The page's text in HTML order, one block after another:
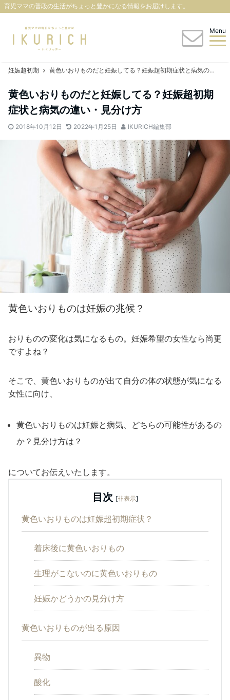
育児ママの普段の生活がちょっと豊かになる情報をお届けします。
Menu
妊娠超初期 黄色いおりものだと妊娠してる？妊娠超初期症状と病気の違い・見分け方
黄色いおりものだと妊娠してる？妊娠超初期
症状と病気の違い・見分け方
2018年10月12日 2022年1月25日 IKURICH編集部
黄色いおりものは妊娠の兆候？
おりものの変化は気になるもの。妊娠希望の女性なら尚更
ですよね？
そこで、黄色いおりものが出て自分の体の状態が気になる
女性に向け、
黄色いおりものは妊娠と病気、どちらの可能性があるの
か？見分け方は？
についてお伝えいたします。
目次 [非表示]
黄色いおりものは妊娠超初期症状？
着床後に黄色いおりもの
生理がこないのに黄色いおりもの
妊娠かどうかの見分け方
黄色いおりものが出る原因
異物
酸化